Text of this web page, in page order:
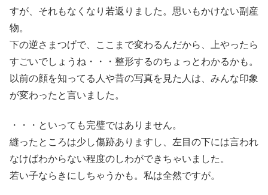
すが、それもなくなり若返りました。思いもかけない副産
物。
下の逆さまつげで、ここまで変わるんだから、上やったら
すごいでしょうね・・・整形するのちょっとわかるかも。
以前の顔を知ってる人や昔の写真を見た人は、みんな印象
が変わったと言いました。
・・・といっても完璧ではありません。
縫ったところは少し傷跡ありますし、左目の下には言われ
なけばわからない程度のしわができちゃいました。
若い子ならきにしちゃうかも。私は全然ですが。